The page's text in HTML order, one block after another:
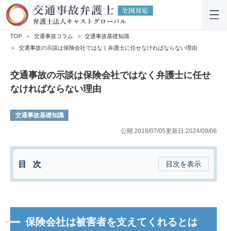
TOP 交通事故コラム
交通事故基礎知識
交通事故の示談は保険会社ではなく弁護士に任せなければならない理由
交通事故の示談は保険会社ではなく弁護士に任せ
なければならない理由
交通事故基礎知識
公開:2018/07/05更新日:2024/09/06
目次 目次を表示
保険会社は被害者を支えてくれるとは